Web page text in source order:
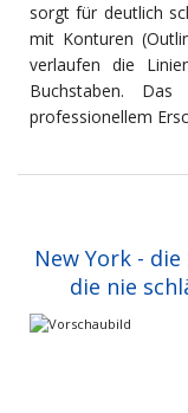
sorgt für deutlich
mit Konturen
verlaufen die
Buchstaben.
professionellem
New York -
die nie